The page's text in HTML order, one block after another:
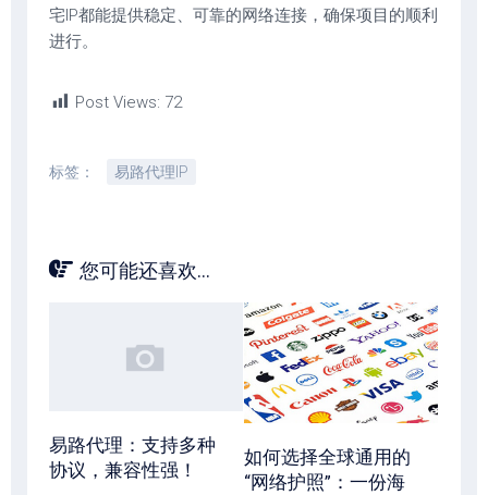
宅IP都能提供稳定、可靠的网络连接，确保项目的顺利
进行。
Post Views: 72
标签： 易路代理IP
您可能还喜欢...
易路代理：支持多种
协议，兼容性强！
如何选择全球通用的
“网络护照”：一份海